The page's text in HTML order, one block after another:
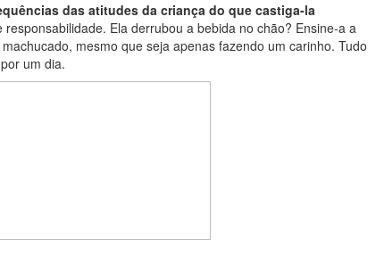
das atitudes da criança do que castiga-la
Ela derrubou a bebida no chão? Ensine-a a
mesmo que seja apenas fazendo um carinho. Tudo
um dia.